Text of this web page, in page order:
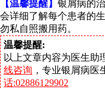
【温馨提醒】 银屑病的
会详细了解每个患者的
勿私自照搬用药。
温馨提醒:
以上文章内容为医生助
线咨询 ，专业银屑病
话:02886129902